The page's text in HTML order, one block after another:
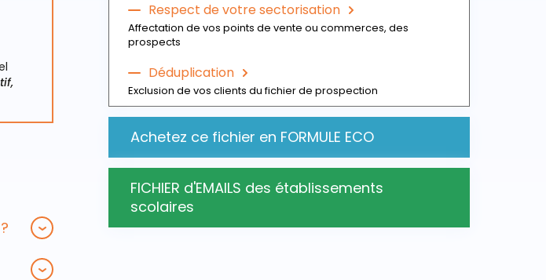
Respect de votre sectorisation
Affectation de vos points de vente ou commerces, des
prospects
Déduplication
Exclusion de vos clients du fichier de prospection
Achetez ce fichier en FORMULE ECO
FICHIER d'EMAILS des établissements
scolaires